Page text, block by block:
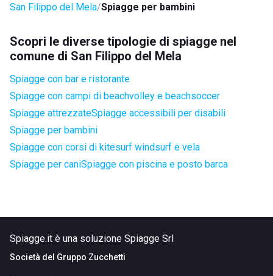
San Filippo del Mela Spiagge per bambini
Scopri le diverse tipologie di spiagge nel
comune di San Filippo del Mela
Spiagge con bar e ristorante
Spiagge con campi di beachvolley e beachsoccer
Spiagge attrezzateSpiagge accessibili per disabili
Spiagge per bambini
Spiagge con corsi di kitesurf windsurf e vela
Spiagge per caniSpiagge con piscina e posto barca
Spiagge.it è una soluzione Spiagge Srl
Società del Gruppo Zucchetti